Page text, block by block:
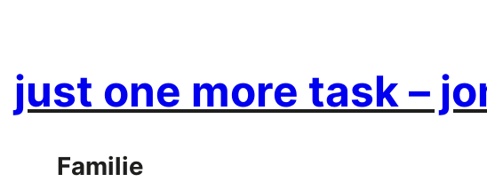
just one more task –
Familie